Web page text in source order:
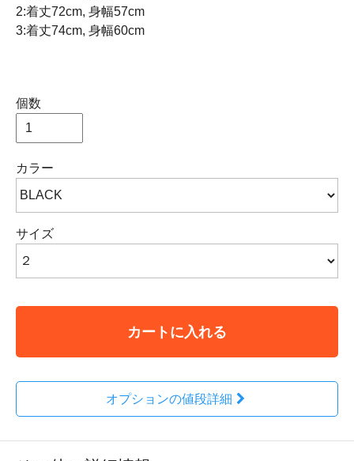
2:着丈72cm, 身幅57cm
3:着丈74cm, 身幅60cm
個数
カラー
サイズ
カートに入れる
オプションの値段詳細